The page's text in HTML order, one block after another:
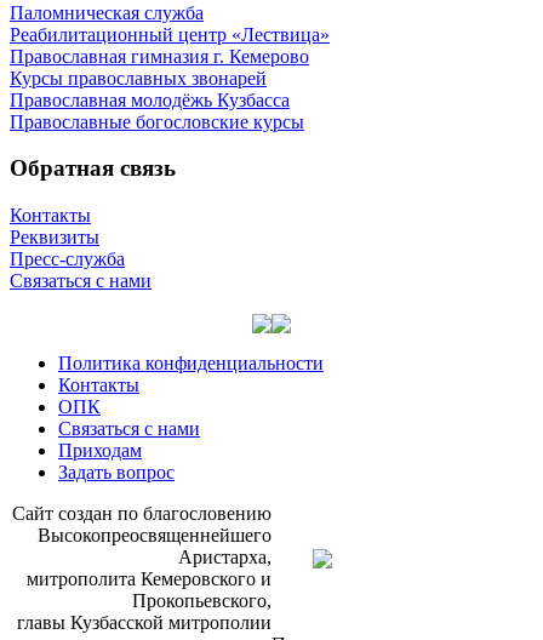
Паломническая служба
Реабилитационный центр «Лествица»
Православная гимназия г. Кемерово
Курсы православных звонарей
Православная молодёжь Кузбасса
Православные богословские курсы
Обратная связь
Контакты
Реквизиты
Пресс-служба
Связаться с нами
Политика конфиденциальности
Контакты
ОПК
Связаться с нами
Приходам
Задать вопрос
Сайт со­здан по бла­го­сло­ве­нию
Вы­со­ко­прео­свя­щен­ней­ше­го
Ари­стар­ха,
мит­ро­по­ли­та Ке­ме­ров­ско­го и
Про­ко­пьев­ско­го,
гла­вы Куз­бас­ской мит­ро­по­лии